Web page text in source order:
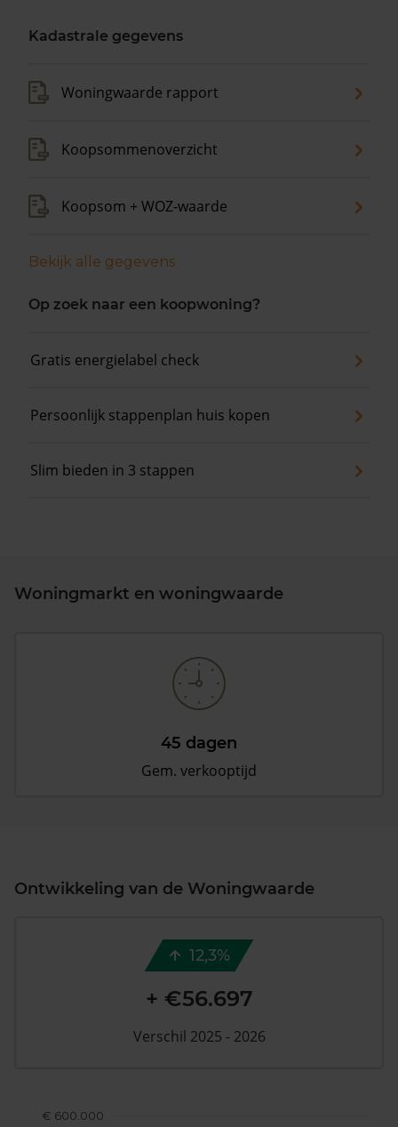
Kadastrale gegevens
Woningwaarde rapport
Koopsommenoverzicht
Koopsom + WOZ-waarde
Bekijk alle gegevens
Op zoek naar een koopwoning?
Gratis energielabel check
Persoonlijk stappenplan huis kopen
Slim bieden in 3 stappen
Woningmarkt en woningwaarde
45 dagen
Gem. verkooptijd
Ontwikkeling van de Woningwaarde
€ 600.000
12,3%
+ €56.697
Verschil 2025 - 2026